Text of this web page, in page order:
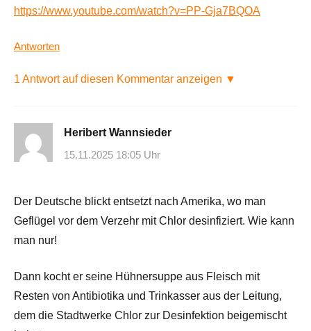
https://www.youtube.com/watch?v=PP-Gja7BQOA
Antworten
1 Antwort auf diesen Kommentar anzeigen ▼
Heribert Wannsieder
15.11.2025 18:05 Uhr
Der Deutsche blickt entsetzt nach Amerika, wo man
Geflügel vor dem Verzehr mit Chlor desinfiziert. Wie kann
man nur!
Dann kocht er seine Hühnersuppe aus Fleisch mit
Resten von Antibiotika und Trinkasser aus der Leitung,
dem die Stadtwerke Chlor zur Desinfektion beigemischt